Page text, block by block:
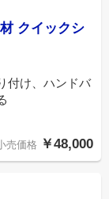
クイックシ
付け、ハンドバ
売価格 ￥48,000